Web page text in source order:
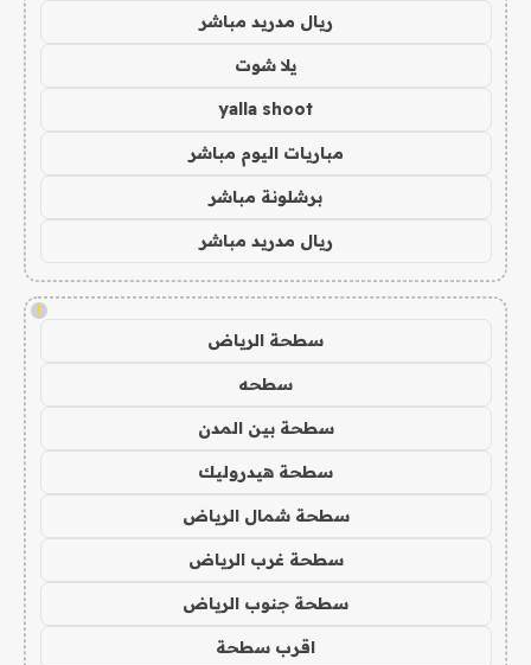
ريال مدريد مباشر
يلا شوت
yalla shoot
مباريات اليوم مباشر
برشلونة مباشر
ريال مدريد مباشر
!
سطحة الرياض
سطحه
سطحة بين المدن
سطحة هيدروليك
سطحة شمال الرياض
سطحة غرب الرياض
سطحة جنوب الرياض
اقرب سطحة